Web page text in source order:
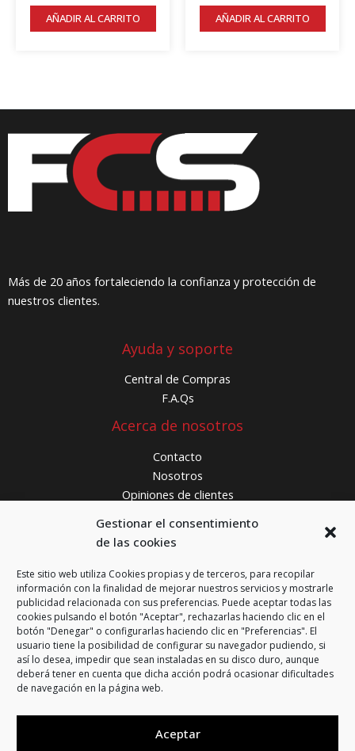
Gestionar el consentimiento
de las cookies
Este sitio web utiliza Cookies propias y de terceros, para recopilar
información con la finalidad de mejorar nuestros servicios y mostrarle
publicidad relacionada con sus preferencias. Puede aceptar todas las
cookies pulsando el botón "Aceptar", rechazarlas haciendo clic en el
botón "Denegar" o configurarlas haciendo clic en "Preferencias". El
usuario tiene la posibilidad de configurar su navegador pudiendo, si
así lo desea, impedir que sean instaladas en su disco duro, aunque
deberá tener en cuenta que dicha acción podrá ocasionar dificultades
de navegación en la página web.
Aceptar
AÑADIR AL CARRITO AÑADIR AL CARRITO
Más de 20 años fortaleciendo la confianza y protección de
nuestros clientes.
Ayuda y soporte
Central de Compras
F.A.Qs
Acerca de nosotros
Contacto
Nosotros
Opiniones de clientes
¿Donde estamos?
Carrer de Bunyola, 16
08016 Barcelona
Teléfono:933 59 75 20
WhatsApp:644 60 75 20
online@fcssoluciones.com
Aviso legal